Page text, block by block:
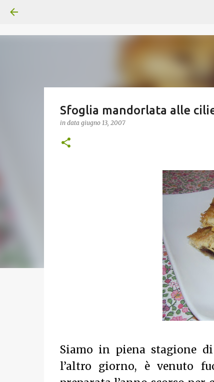
Sfoglia mandorlata alle
in data giugno 13, 2007
Siamo in piena stagione
l’altro giorno, è venuto